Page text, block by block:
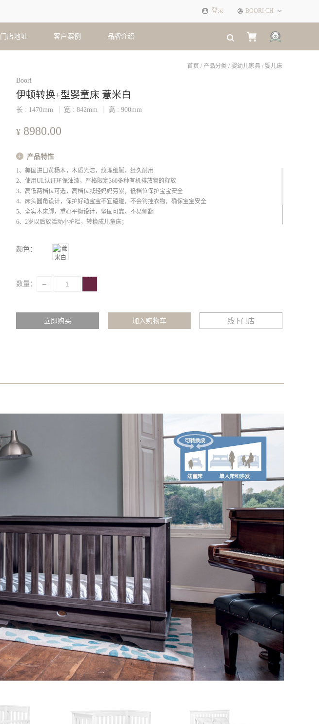
登录 BOORI CH
×
门店地址 客户案例 品牌介绍
首页 / 产品分类 / 婴幼儿家具 / 婴儿床
Boori
伊顿转换+型婴童床 薏米白
长 : 1470mm 宽 : 842mm 高 : 900mm
¥ 8980.00
产品特性
1、美国进口黄杨木，木质光洁，纹理细腻，经久耐用
2、使用UL认证环保油漆，严格限定360多种有机排放物的释放
3、高低两档位可选，高档位减轻妈妈劳累，低档位保护宝宝安全
4、床头圆角设计，保护好动宝宝不宜磕碰，不会钩挂衣物，确保宝宝安全
5、全实木床脚，重心平衡设计，坚固可靠，不易侧翻
6、2岁以后放活动小护栏，转换成儿童床；
颜色：
数量：
线下门店